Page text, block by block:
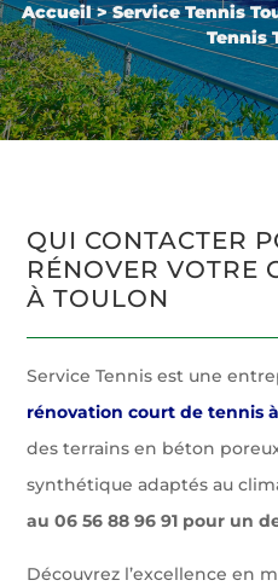
Accueil > Service Tennis
Tennis
QUI CONTACTER
RÉNOVER VOTRE
À TOULON
Service Tennis est une
rénovation court de tennis
des terrains en béton
synthétique adaptés au
au 06 56 88 96 91 pour un
Découvrez l’excellence en